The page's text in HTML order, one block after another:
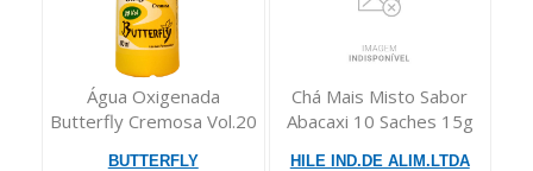
Chá Mais Misto Sabor
Abacaxi 10 Saches 15g
HILE IND.DE ALIM.LTDA
Esmalte Anita Milagre da
Anita
LA VITTA